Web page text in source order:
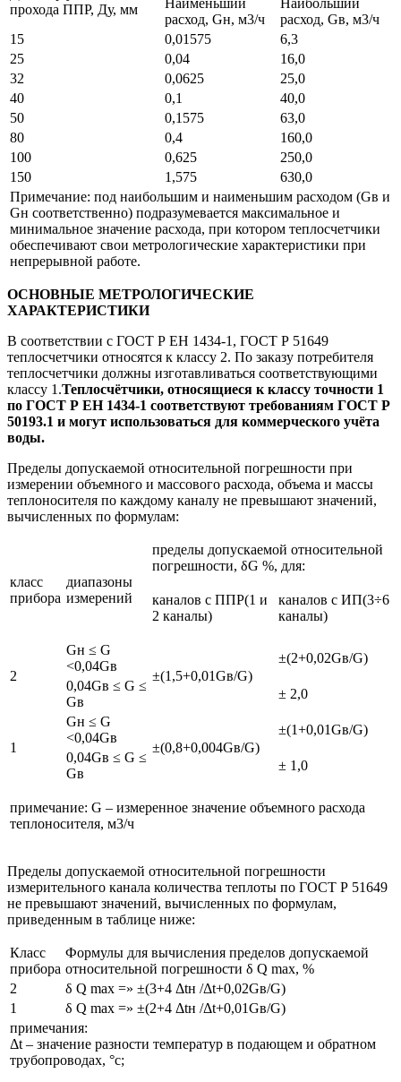
прохода ППР, Ду, мм
Наименьший
расход, Gн, м3/ч
Наибольший
расход, Gв, м3/ч
15
0,01575
6,3
25
0,04
16,0
32
0,0625
25,0
40
0,1
40,0
50
0,1575
63,0
80
0,4
160,0
100
0,625
250,0
150
1,575
630,0
Примечание: под наибольшим и наименьшим расходом (Gв и
Gн соответственно) подразумевается максимальное и
минимальное значение расхода, при котором теплосчетчики
обеспечивают свои метрологические характеристики при
непрерывной работе.
ОСНОВНЫЕ МЕТРОЛОГИЧЕСКИЕ
ХАРАКТЕРИСТИКИ
В соответствии с ГОСТ Р ЕН 1434-1, ГОСТ Р 51649
теплосчетчики относятся к классу 2. По заказу потребителя
теплосчетчики должны изготавливаться соответствующими
классу 1.Теплосчётчики, относящиеся к классу точности 1
по ГОСТ Р ЕН 1434-1 соответствуют требованиям ГОСТ P
50193.1 и могут использоваться для коммерческого учёта
воды.
Пределы допускаемой относительной погрешности при
измерении объемного и массового расхода, объема и массы
теплоносителя по каждому каналу не превышают значений,
вычисленных по формулам:
класс
прибора
диапазоны
измерений
пределы допускаемой относительной
погрешности, δG %, для:
каналов с ППР(1 и
2 каналы)
каналов с ИП(3÷6
каналы)
2
Gн ≤ G
<0,04Gв
±(1,5+0,01Gв/G)
±(2+0,02Gв/G)
0,04Gв ≤ G ≤
Gв
± 2,0
1
Gн ≤ G
<0,04Gв
±(0,8+0,004Gв/G)
±(1+0,01Gв/G)
0,04Gв ≤ G ≤
Gв
± 1,0
примечание: G – измеренное значение объемного расхода
теплоносителя, м3/ч
Пределы допускаемой относительной погрешности
измерительного канала количества теплоты по ГОСТ Р 51649
не превышают значений, вычисленных по формулам,
приведенным в таблице ниже:
Класс
прибора
Формулы для вычисления пределов допускаемой
относительной погрешности δ Q max, %
2
δ Q max =» ±(3+4 Δtн /Δt+0,02Gв/G)
1
δ Q max =» ±(2+4 Δtн /Δt+0,01Gв/G)
примечания:
Δt – значение разности температур в подающем и обратном
трубопроводах, °с;